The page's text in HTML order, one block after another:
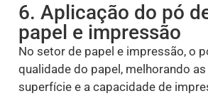
6. Aplicação do pó
papel e impressão
No setor de papel e impressão, o
qualidade do papel, melhorando
superfície e a capacidade de